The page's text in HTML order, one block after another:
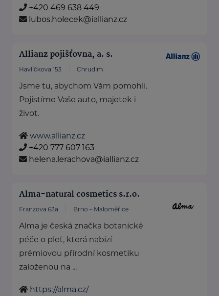
+420 469 638 449
lubos.holecek@iallianz.cz
Allianz pojišťovna, a. s.
Havlíčkova 153 Chrudim
Jsme tu, abychom Vám pomohli.
Pojistíme Vaše auto, majetek i
život.
www.allianz.cz
+420 777 607 163
helena.lerachova@iallianz.cz
Alma-natural cosmetics s.r.o.
Franzova 63a Brno – Maloměřice
Alma je česká značka botanické
péče o pleť, která nabízí
prémiovou přírodní kosmetiku
založenou na ...
https://alma.cz/